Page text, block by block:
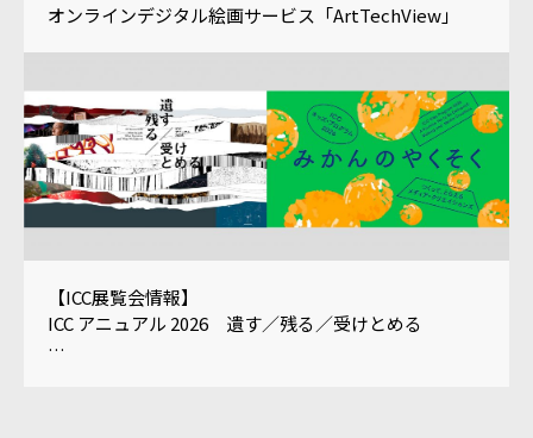
オンラインデジタル絵画サービス「ArtTechView」
【ICC展覧会情報】
ICC アニュアル 2026 遺す／残る／受けとめる